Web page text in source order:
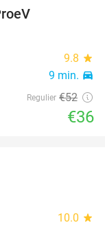
9.8 star
9 min. directions_car
Regulier €52
€36
10.0 star